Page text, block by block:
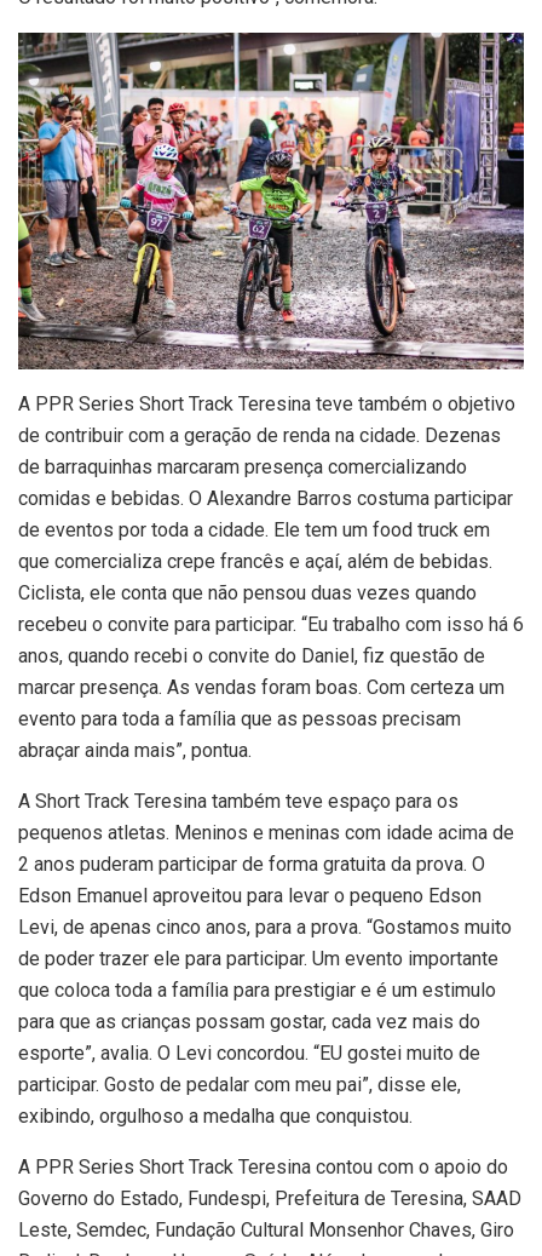
A PPR Series Short Track Teresina teve também o objetivo
de contribuir com a geração de renda na cidade. Dezenas
de barraquinhas marcaram presença comercializando
comidas e bebidas. O Alexandre Barros costuma participar
de eventos por toda a cidade. Ele tem um food truck em
que comercializa crepe francês e açaí, além de bebidas.
Ciclista, ele conta que não pensou duas vezes quando
recebeu o convite para participar. “Eu trabalho com isso há 6
anos, quando recebi o convite do Daniel, fiz questão de
marcar presença. As vendas foram boas. Com certeza um
evento para toda a família que as pessoas precisam
abraçar ainda mais”, pontua.
A Short Track Teresina também teve espaço para os
pequenos atletas. Meninos e meninas com idade acima de
2 anos puderam participar de forma gratuita da prova. O
Edson Emanuel aproveitou para levar o pequeno Edson
Levi, de apenas cinco anos, para a prova. “Gostamos muito
de poder trazer ele para participar. Um evento importante
que coloca toda a família para prestigiar e é um estimulo
para que as crianças possam gostar, cada vez mais do
esporte”, avalia. O Levi concordou. “EU gostei muito de
participar. Gosto de pedalar com meu pai”, disse ele,
exibindo, orgulhoso a medalha que conquistou.
A PPR Series Short Track Teresina contou com o apoio do
Governo do Estado, Fundespi, Prefeitura de Teresina, SAAD
Leste, Semdec, Fundação Cultural Monsenhor Chaves, Giro